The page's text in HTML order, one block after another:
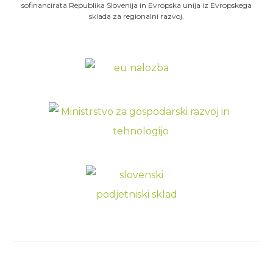
sofinancirata Republika Slovenija in Evropska unija iz Evropskega
sklada za regionalni razvoj.